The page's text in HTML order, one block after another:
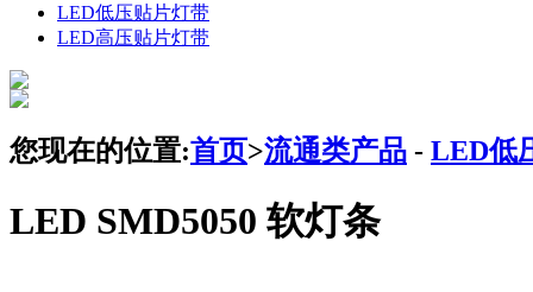
LED低压贴片灯带
LED高压贴片灯带
您现在的位置:首页>流通类产品 - LED低
LED SMD5050 软灯条